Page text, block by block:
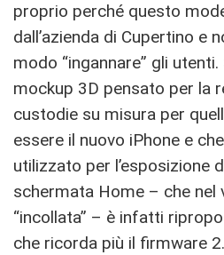
proprio perché questo
dall’azienda di Cupertino e
modo “ingannare” gli
mockup 3D pensato per la
custodie su misura per
essere il nuovo iPhone e
utilizzato per l’esposizione
schermata Home – che nel
“incollata” – è infatti
che ricorda più il firmware